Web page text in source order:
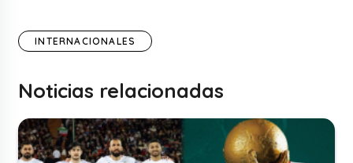
INTERNACIONALES
Noticias relacionadas